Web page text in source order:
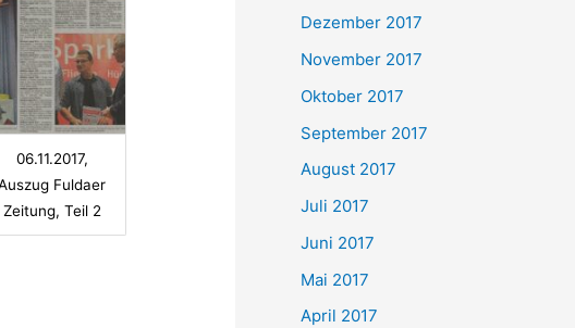
06.11.2017,
Fuldaer
Zeitung, Teil 2
Dezember 2017
November 2017
Oktober 2017
September 2017
August 2017
Juli 2017
Juni 2017
Mai 2017
April 2017